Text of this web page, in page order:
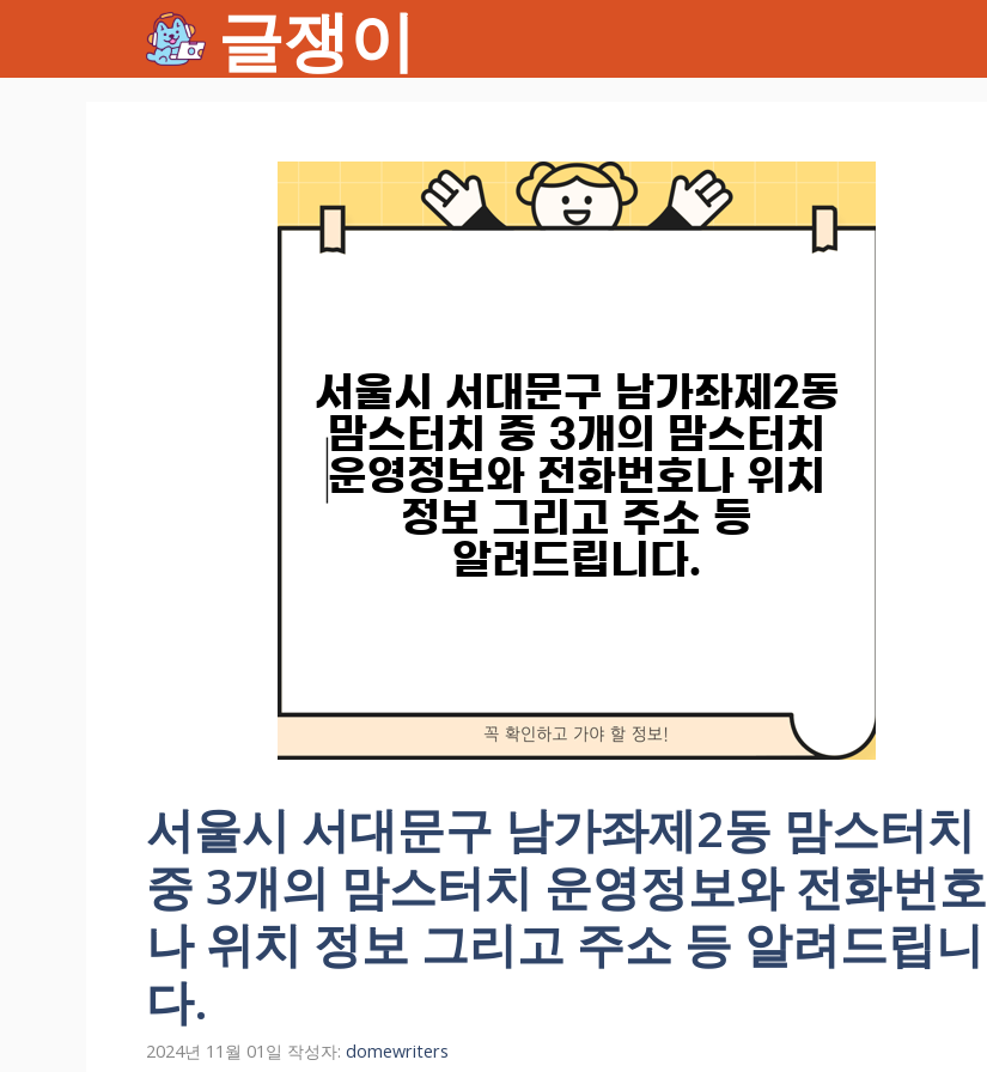
츠
글쟁이
서울시 서대문구 남가좌제2동 맘스터치
중 3개의 맘스터치 운영정보와 전화번호
나 위치 정보 그리고 주소 등 알려드립니
다.
2024년 11월 01일 작성자: domewriters